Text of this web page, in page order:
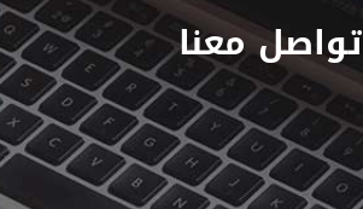
تواصل معنا